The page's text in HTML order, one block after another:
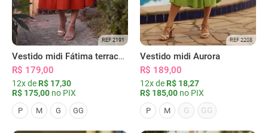
REF 2191
Vestido midi Fátima terracota
R$ 179,00
12x de R$ 17,30
R$ 175,00 no PIX
P M G GG
REF 2208
Vestido midi Aurora
R$ 189,00
12x de R$ 18,27
R$ 185,00 no PIX
P M G GG